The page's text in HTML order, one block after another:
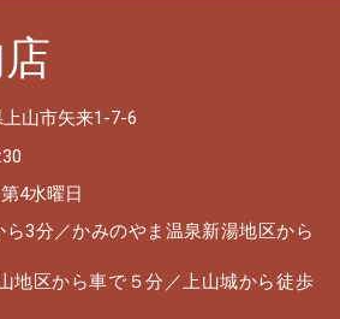
山市矢来1-7-6
4水曜日
3分／かみのやま温泉新湯地区から
地区から車で５分／上山城から徒歩